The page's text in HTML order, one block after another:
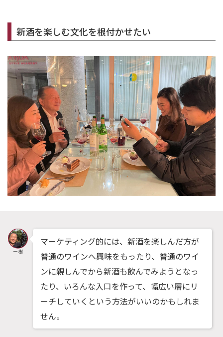
新酒を楽しむ文化を根付かせたい
マーケティング的には、新酒を楽しんだ方が
普通のワインへ興味をもったり、普通のワイ
ンに親しんでから新酒も飲んでみようとなっ
たり、いろんな入口を作って、幅広い層にリ
ーチしていくという方法がいいのかもしれま
せん。